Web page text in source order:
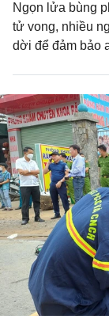
Ngọn lửa bùng
tử vong, nhiều
dời để đảm bảo